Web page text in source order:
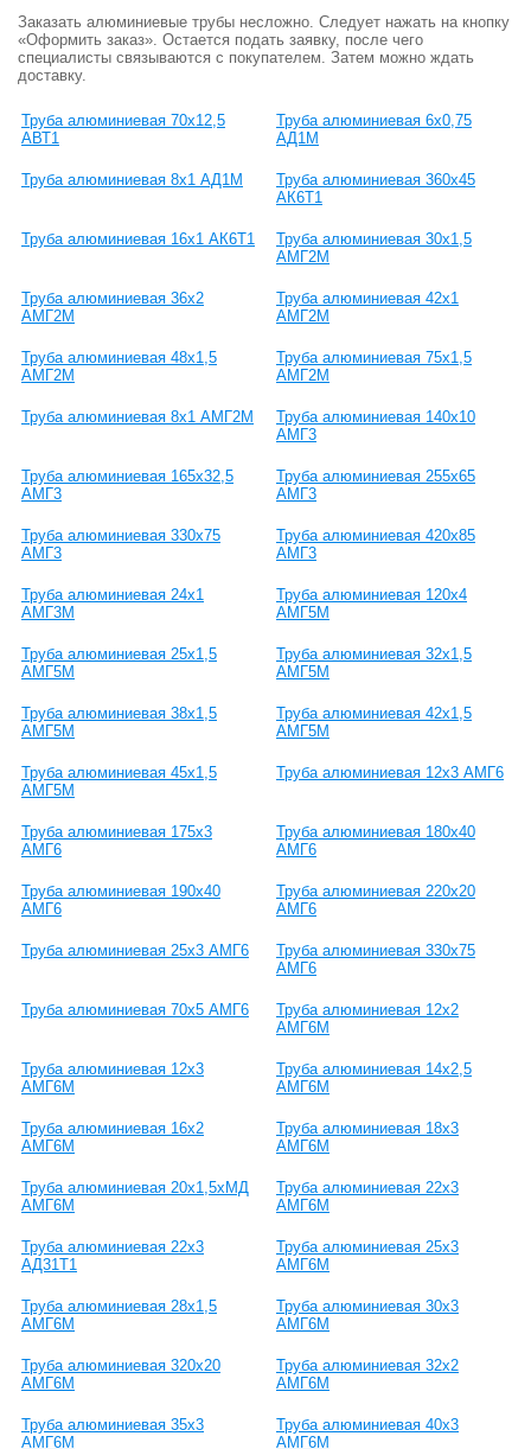
Заказать алюминиевые трубы несложно. Следует нажать на кнопку
«Оформить заказ». Остается подать заявку, после чего
специалисты связываются с покупателем. Затем можно ждать
доставку.
Труба алюминиевая 70х12,5
АВТ1
Труба алюминиевая 6х0,75
АД1М
Труба алюминиевая 8х1 АД1М
Труба алюминиевая 360х45
АК6Т1
Труба алюминиевая 16х1 АК6Т1
Труба алюминиевая 30х1,5
АМГ2М
Труба алюминиевая 36х2
АМГ2М
Труба алюминиевая 42х1
АМГ2М
Труба алюминиевая 48х1,5
АМГ2М
Труба алюминиевая 75х1,5
АМГ2М
Труба алюминиевая 8х1 АМГ2М
Труба алюминиевая 140х10
АМГ3
Труба алюминиевая 165х32,5
АМГ3
Труба алюминиевая 255х65
АМГ3
Труба алюминиевая 330х75
АМГ3
Труба алюминиевая 420х85
АМГ3
Труба алюминиевая 24х1
АМГ3М
Труба алюминиевая 120х4
АМГ5М
Труба алюминиевая 25х1,5
АМГ5М
Труба алюминиевая 32х1,5
АМГ5М
Труба алюминиевая 38х1,5
АМГ5М
Труба алюминиевая 42х1,5
АМГ5М
Труба алюминиевая 45х1,5
АМГ5М
Труба алюминиевая 12х3 АМГ6
Труба алюминиевая 175х3
АМГ6
Труба алюминиевая 180х40
АМГ6
Труба алюминиевая 190х40
АМГ6
Труба алюминиевая 220х20
АМГ6
Труба алюминиевая 25х3 АМГ6
Труба алюминиевая 330х75
АМГ6
Труба алюминиевая 70х5 АМГ6
Труба алюминиевая 12х2
АМГ6М
Труба алюминиевая 12х3
АМГ6М
Труба алюминиевая 14х2,5
АМГ6М
Труба алюминиевая 16х2
АМГ6М
Труба алюминиевая 18х3
АМГ6М
Труба алюминиевая 20х1,5хМД
АМГ6М
Труба алюминиевая 22х3
АМГ6М
Труба алюминиевая 22х3
АД31Т1
Труба алюминиевая 25х3
АМГ6М
Труба алюминиевая 28х1,5
АМГ6М
Труба алюминиевая 30х3
АМГ6М
Труба алюминиевая 320х20
АМГ6М
Труба алюминиевая 32х2
АМГ6М
Труба алюминиевая 35х3
АМГ6М
Труба алюминиевая 40х3
АМГ6М